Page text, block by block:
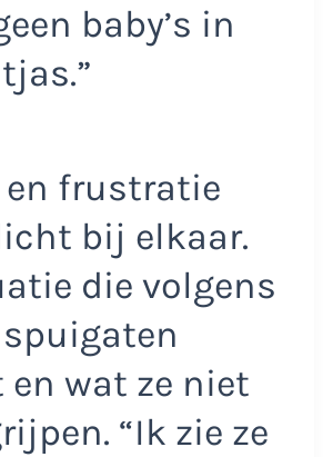
baby’s in
en frustratie
bij elkaar.
die volgens
wat ze niet
“Ik zie ze